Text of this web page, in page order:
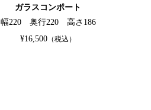
ガラスコンポート
幅220 奥行220 高さ186
¥16,500 （税込）